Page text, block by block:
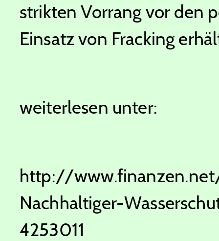
strikten Vorrang vor den
Einsatz von Fracking
weiterlesen unter:
http://
Nachhaltiger-
4253011